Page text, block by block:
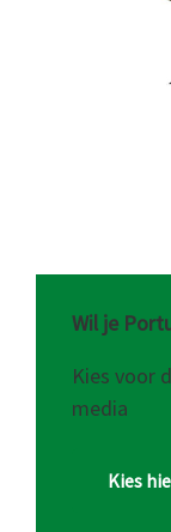
Wil je
Kies voor
media
Kies